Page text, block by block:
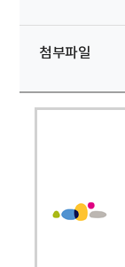
첨부파일